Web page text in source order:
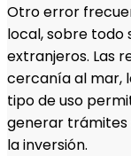
Otro error
local, sobre todo
extranjeros. Las
cercanía al mar,
tipo de uso
generar trámites
la inversión.